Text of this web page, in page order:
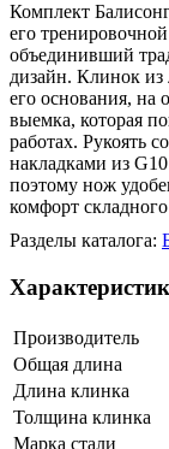
Комплект
его
объединивший
дизайн. Клинок
его основания, на
выемка, которая
работах. Рукоять
накладками из
поэтому нож
комфорт
Разделы каталога:
Производитель
Общая длина
Длина клинка
Толщина клинка
Марка стали